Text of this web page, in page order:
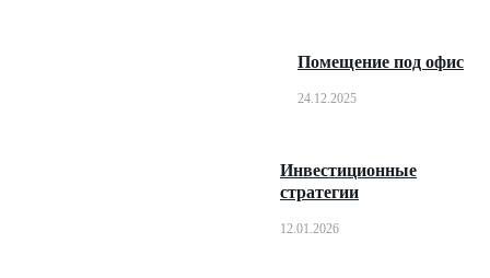
Помещение под офис
24.12.2025
Инвестиционные
стратегии
12.01.2026